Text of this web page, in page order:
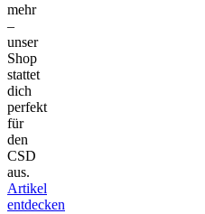
mehr
–
unser
Shop
stattet
dich
perfekt
für
den
CSD
aus.
Artikel
entdecken